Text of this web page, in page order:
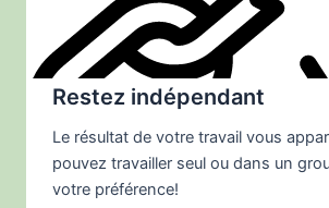
Restez indépendant
Le résultat de votre travail vous
pouvez travailler seul ou dans un
votre préférence!